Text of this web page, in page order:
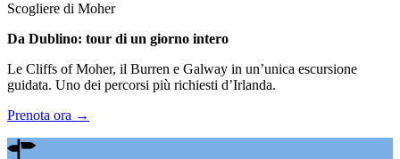
Scogliere di Moher
Da Dublino: tour di un giorno intero
Le Cliffs of Moher, il Burren e Galway in un’unica escursione
guidata. Uno dei percorsi più richiesti d’Irlanda.
Prenota ora →